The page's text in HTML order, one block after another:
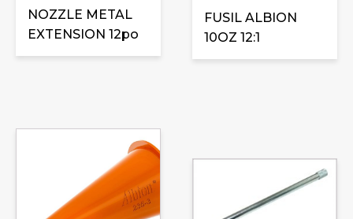
NOZZLE METAL
EXTENSION 12po
FUSIL ALBION
10OZ 12:1